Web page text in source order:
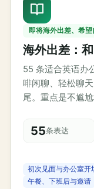
即将海外出差、希
海外出差：
55 条适合英语办
啡闲聊、轻松聊
尾。重点是不尴
55条表达
初次见面与办公室开
午餐、下班后与邀请